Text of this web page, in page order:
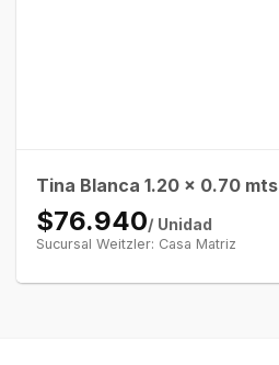
Tina Blanca 1.20 x 0.70 mts
$76.940/ Unidad
Sucursal Weitzler: Casa Matriz